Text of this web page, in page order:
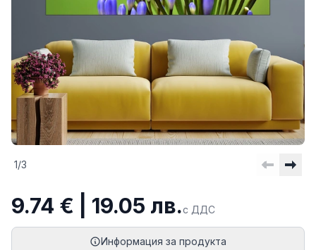
1/3
9.74 € | 19.05 лв.с ДДС
Информация за продукта